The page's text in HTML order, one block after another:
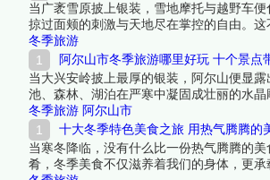
当广袤雪原披上银装，雪地摩托与越野车
掠过面颊的刺激与天地尽在掌控的自由。
详细名单吧！
冬季旅游
阿尔山市冬季旅游哪里好玩 十个景点
当大兴安岭披上最厚的银装，阿尔山便显
池、森林、湖泊在严寒中凝固成壮丽的水
火山遗迹。阿尔山的冬天，是一个集冰雪
冬季旅游 阿尔山市
十大冬季特色美食之旅 用热气腾腾的
当寒冬降临，没有什么比一份热气腾腾的
肴，冬季美食不仅滋养着我们的身体，更